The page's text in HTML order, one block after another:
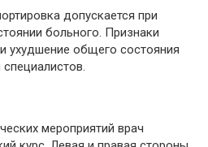
допускается при
больного. Признаки
ухудшение общего состояния
мероприятий врач